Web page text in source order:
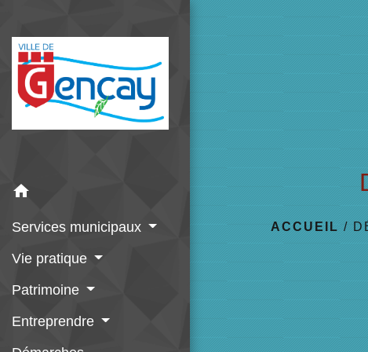
home
Services municipaux
Vie pratique
Patrimoine
Entreprendre
ACCUEIL /